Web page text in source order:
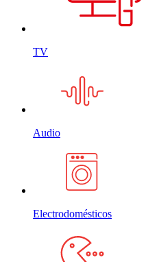
TV
Audio
Electrodomésticos